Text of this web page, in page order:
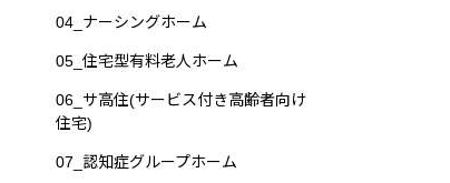
04_ナーシングホーム
05_住宅型有料老人ホーム
06_サ高住(サービス付き高齢者向け
住宅)
07_認知症グループホーム